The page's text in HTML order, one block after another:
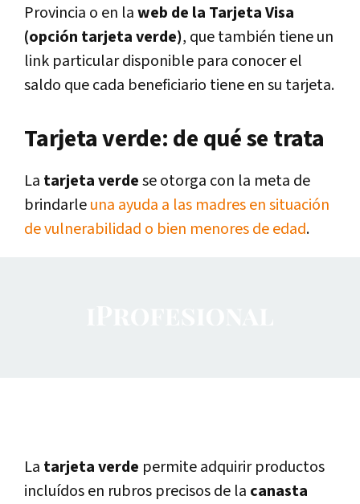
Provincia o en laweb de la Tarjeta Visa
(opción tarjeta verde), que también tiene un
link particular disponible para conocer el
saldo que cada beneficiario tiene en su tarjeta.
Tarjeta verde: de qué se trata
La tarjeta verdese otorga con la meta de
brindarleuna ayuda a las madres en situación
de vulnerabilidad o bien menores de edad.
La tarjeta verde permite adquirir productos
incluídos en rubros precisos de la canasta